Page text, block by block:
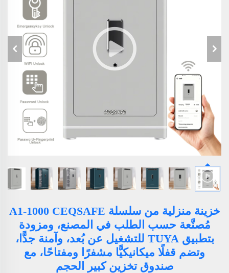
خزينة منزلية من سلسلة A1-1000 CEQSAFE
مُصنَّعة حسب الطلب في المصنع، ومزودة
بتطبيق TUYA للتشغيل عن بُعد، وآمنة جدًّا،
وتضم قفلًا ميكانيكيًّا مشفرًا ومفتاحًا، مع
صندوق تخزين كبير الحجم